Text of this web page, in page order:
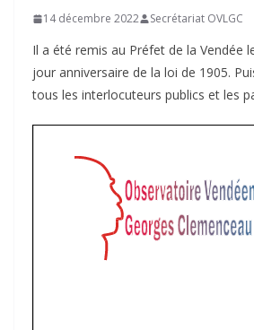
14 décembre 2022 Secrétariat OVLGC
Il a été remis au Préfet de la Vendée
jour anniversaire de la loi de 1905.
tous les interlocuteurs publics et les